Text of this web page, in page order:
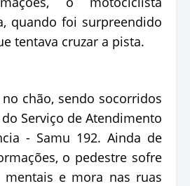
quando foi surpreendido
tentava cruzar a pista.
chão, sendo socorridos
Serviço de Atendimento
- Samu 192. Ainda de
o pedestre sofre
mentais e mora nas ruas